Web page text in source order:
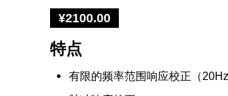
¥2100.00
特点
有限的频率范围响应校正（